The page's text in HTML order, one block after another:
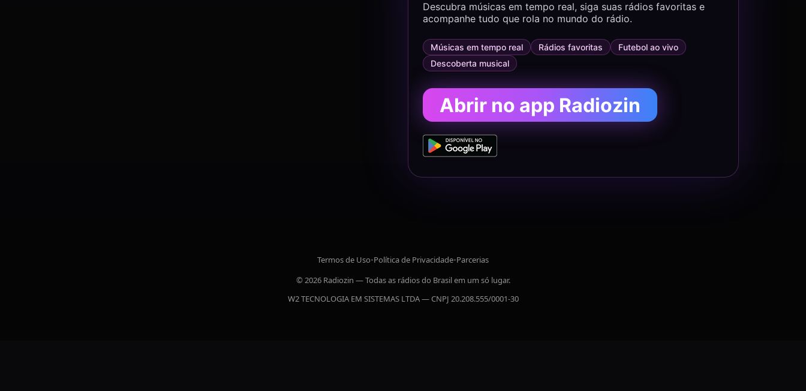
Descubra músicas em tempo real, siga suas rádios favoritas e
acompanhe tudo que rola no mundo do rádio.
Músicas em tempo real Rádios favoritas
Futebol ao vivo
Descoberta musical
Abrir no app Radiozin
Termos de Uso•Política de Privacidade•Parcerias
© 2026 Radiozin — Todas as rádios do Brasil em um só lugar.
W2 TECNOLOGIA EM SISTEMAS LTDA — CNPJ 20.208.555/0001-30